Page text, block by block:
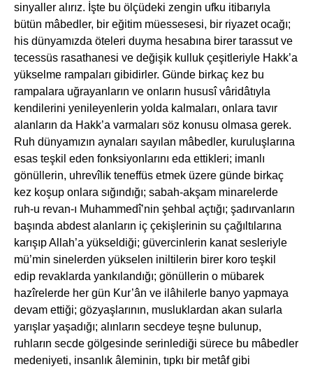
sinyaller alırız. İşte bu ölçüdeki zengin ufku itibarıyla
bütün mâbedler, bir eğitim müessesesi, bir riyazet ocağı;
his dünyamızda öteleri duyma hesabına birer tarassut ve
tecessüs rasathanesi ve değişik kulluk çeşitleriyle Hakk’a
yükselme rampaları gibidirler. Günde birkaç kez bu
rampalara uğrayanların ve onların hususî vâridâtıyla
kendilerini yenileyenlerin yolda kalmaları, onlara tavır
alanların da Hakk’a varmaları söz konusu olmasa gerek.
Ruh dünyamızın aynaları sayılan mâbedler, kuruluşlarına
esas teşkil eden fonksiyonlarını eda ettikleri; imanlı
gönüllerin, uhrevîlik teneffüs etmek üzere günde birkaç
kez koşup onlara sığındığı; sabah-akşam minarelerde
ruh-u revan-ı Muhammedî’nin şehbal açtığı; şadırvanların
başında abdest alanların iç çekişlerinin su çağıltılarına
karışıp Allah’a yükseldiği; güvercinlerin kanat sesleriyle
mü’min sinelerden yükselen iniltilerin birer koro teşkil
edip revaklarda yankılandığı; gönüllerin o mübarek
hazîrelerde her gün Kur’ân ve ilâhilerle banyo yapmaya
devam ettiği; gözyaşlarının, musluklardan akan sularla
yarışlar yaşadığı; alınların secdeye teşne bulunup,
ruhların secde gölgesinde serinlediği sürece bu mâbedler
medeniyeti, insanlık âleminin, tıpkı bir metâf gibi